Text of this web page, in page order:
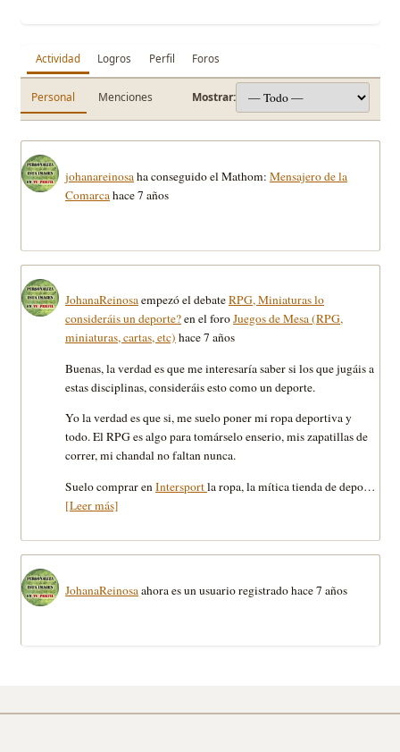
Actividad Logros Perfil Foros
Personal Menciones Mostrar:
johanareinosaha conseguido el Mathom: Mensajero de la
Comarcahace 7 años
JohanaReinosaempezó el debateRPG, Miniaturas lo
consideráis un deporte?en el foroJuegos de Mesa (RPG,
miniaturas, cartas, etc) hace 7 años
Buenas, la verdad es que me interesaría saber si los que jugáis a
estas disciplinas, consideráis esto como un deporte.
Yo la verdad es que si, me suelo poner mi ropa deportiva y
todo. El RPG es algo para tomárselo enserio, mis zapatillas de
correr, mi chandal no faltan nunca.
Suelo comprar enIntersportla ropa, la mítica tienda de depo…
[Leer más]
JohanaReinosaahora es un usuario registradohace 7 años